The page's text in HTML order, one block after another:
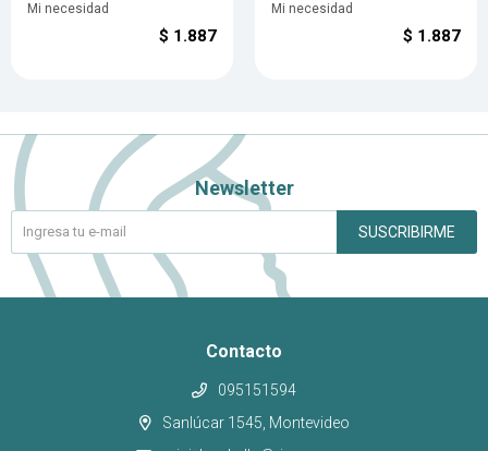
Mi necesidad
$ 1.887
Mi necesidad
$ 1.887
Contacto
095151594
Sanlúcar 1545, Montevideo
Newsletter
SUSCRIBIRME